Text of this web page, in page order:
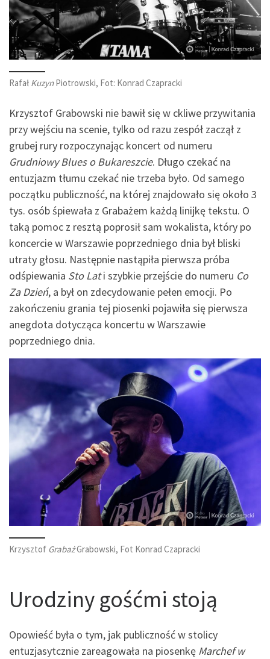
Rafał KuzynPiotrowski, Fot: Konrad Czapracki
Krzysztof Grabowski nie bawił się w ckliwe przywitania
przy wejściu na scenie, tylko od razu zespół zaczął z
grubej rury rozpoczynając koncert od numeru
Grudniowy Blues o Bukareszcie. Długo czekać na
entuzjazm tłumu czekać nie trzeba było. Od samego
początku publiczność, na której znajdowało się około 3
tys. osób śpiewała z Grabażem każdą linijkę tekstu. O
taką pomoc z resztą poprosił sam wokalista, który po
koncercie w Warszawie poprzedniego dnia był bliski
utraty głosu. Następnie nastąpiła pierwsza próba
odśpiewania Sto Lati szybkie przejście do numeru Co
Za Dzień, a był on zdecydowanie pełen emocji. Po
zakończeniu grania tej piosenki pojawiła się pierwsza
anegdota dotycząca koncertu w Warszawie
poprzedniego dnia.
Krzysztof GrabażGrabowski, Fot Konrad Czapracki
Urodziny gośćmi stoją
Opowieść była o tym, jak publiczność w stolicy
entuzjasytcznie zareagowała na piosenkę Marchef w